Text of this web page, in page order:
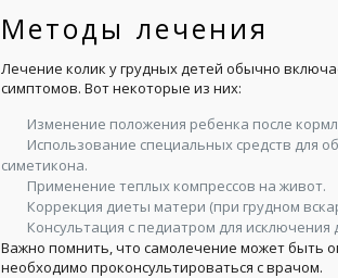
Методы лечения
Лечение колик у грудных детей обычно
симптомов. Вот некоторые из них:
Изменение положения ребенка после
Использование специальных средств для
симетикона.
Применение теплых компрессов на живот.
Коррекция диеты матери (при грудном
Консультация с педиатром для
Важно помнить, что самолечение может быть
необходимо проконсультироваться с врачом.